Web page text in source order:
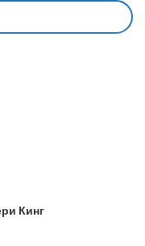
Кинг